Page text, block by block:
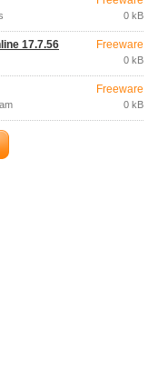
0 kB
17.7.56 Freeware
0 kB
Freeware
0 kB